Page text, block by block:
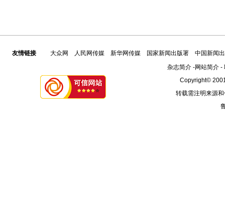
友情链接 大众网 人民网传媒 新华网传媒 国家新闻出版署
中国新闻
杂志简介-网站简介-
Copyright©
转载需注明来源